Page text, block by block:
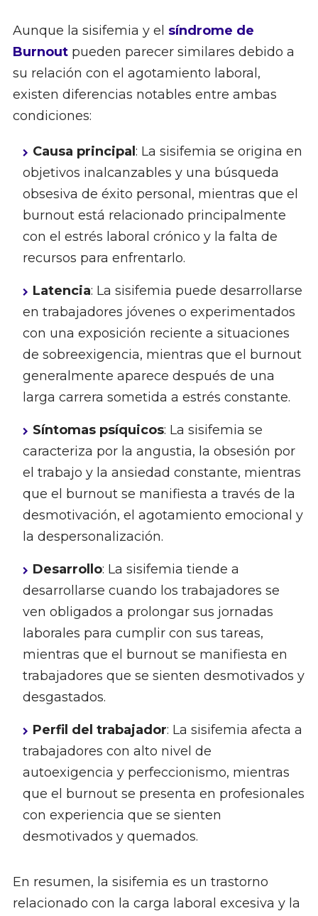
Aunque la sisifemia y el síndrome de
Burnoutpueden parecer similares debido a
su relación con el agotamiento laboral,
existen diferencias notables entre ambas
condiciones:
Causa principal : La sisifemia se origina en
objetivos inalcanzables y una búsqueda
obsesiva de éxito personal, mientras que el
burnout está relacionado principalmente
con el estrés laboral crónico y la falta de
recursos para enfrentarlo.
Latencia: La sisifemia puede desarrollarse
en trabajadores jóvenes o experimentados
con una exposición reciente a situaciones
de sobreexigencia, mientras que el burnout
generalmente aparece después de una
larga carrera sometida a estrés constante.
Síntomas psíquicos: La sisifemia se
caracteriza por la angustia, la obsesión por
el trabajo y la ansiedad constante, mientras
que el burnout se manifiesta a través de la
desmotivación, el agotamiento emocional y
la despersonalización.
Desarrollo: La sisifemia tiende a
desarrollarse cuando los trabajadores se
ven obligados a prolongar sus jornadas
laborales para cumplir con sus tareas,
mientras que el burnout se manifiesta en
trabajadores que se sienten desmotivados y
desgastados.
Perfil del trabajador: La sisifemia afecta a
trabajadores con alto nivel de
autoexigencia y perfeccionismo, mientras
que el burnout se presenta en profesionales
con experiencia que se sienten
desmotivados y quemados.
En resumen, la sisifemia es un trastorno
relacionado con la carga laboral excesiva y la